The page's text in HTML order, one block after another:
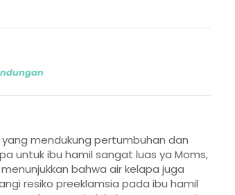
mendukung pertumbuhan dan
untuk ibu hamil sangat luas ya Moms,
bahwa air kelapa juga
resiko preeklamsia pada ibu hamil